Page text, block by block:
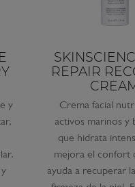
y
REPAIR
Crema facial
activos marinos y
que hidrata
mejora el confort
ayuda a recuperar